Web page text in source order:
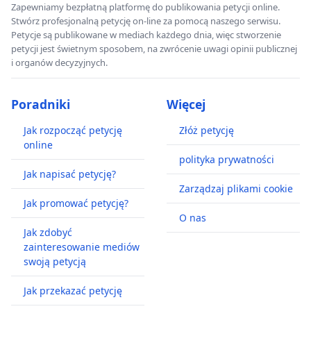
Zapewniamy bezpłatną platformę do publikowania petycji online.
Stwórz profesjonalną petycję on-line za pomocą naszego serwisu.
Petycje są publikowane w mediach każdego dnia, więc stworzenie
petycji jest świetnym sposobem, na zwrócenie uwagi opinii publicznej
i organów decyzyjnych.
Poradniki
Jak rozpocząć petycję
online
Jak napisać petycję?
Jak promować petycję?
Jak zdobyć
zainteresowanie mediów
swoją petycją
Jak przekazać petycję
Więcej
Złóż petycję
polityka prywatności
Zarządzaj plikami cookie
O nas